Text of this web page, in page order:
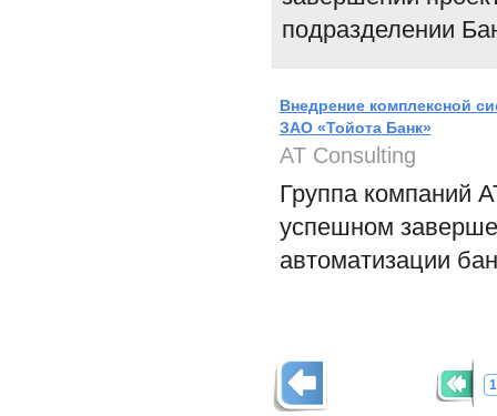
подразделении
Внедрение комплексной
ЗАО «Тойота Банк»
AT Consulting
Группа компаний
успешном
автоматизации